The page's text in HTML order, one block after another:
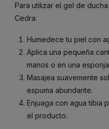
Para utilizar el gel de
Cedra:
Humedece tu piel con
Aplica una pequeña
manos o en una
Masajea suavemente
espuma abundante.
Enjuaga con agua tibia
el producto.